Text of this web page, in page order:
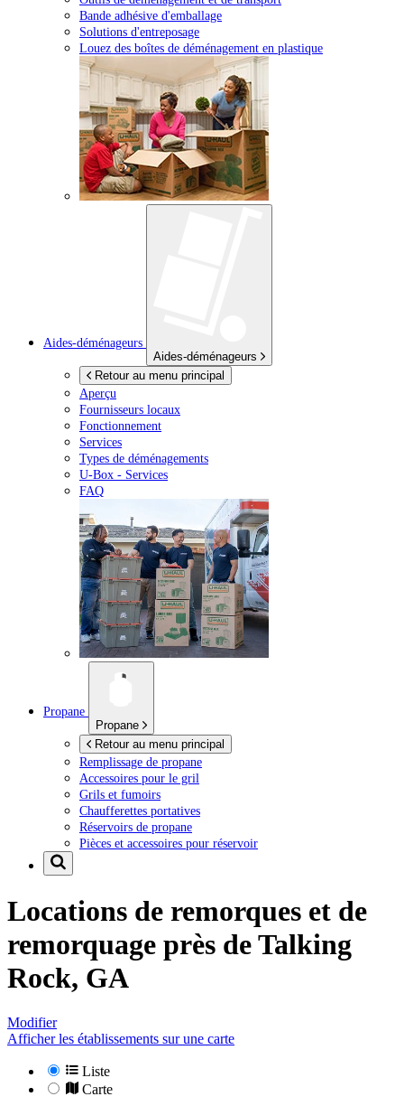
Bande adhésive d'emballage
Solutions d'entreposage
Louez des boîtes de déménagement en plastique
Aides-déménageurs
Aides-déménageurs
Retour au menu principal
Aperçu
Fournisseurs locaux
Fonctionnement
Services
Types de déménagements
U-Box - Services
FAQ
Propane
Propane
Retour au menu principal
Remplissage de propane
Accessoires pour le gril
Grils et fumoirs
Chaufferettes portatives
Réservoirs de propane
Pièces et accessoires pour réservoir
Locations de remorques et de
remorquage près deTalking
Rock, GA
Modifier
Afficher les établissements sur une carte
Liste
Carte